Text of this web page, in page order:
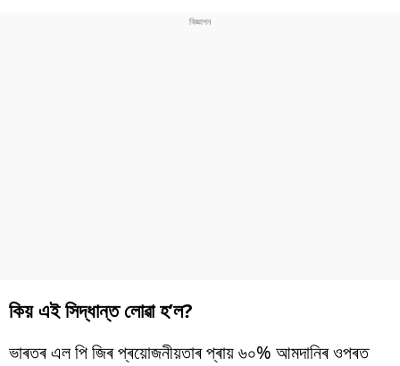
কিয় এই সিদ্ধান্ত লোৱা হ’ল?
ভাৰতৰ এল পি জিৰ প্ৰয়োজনীয়তাৰ প্ৰায় ৬০% আমদানিৰ ওপৰত